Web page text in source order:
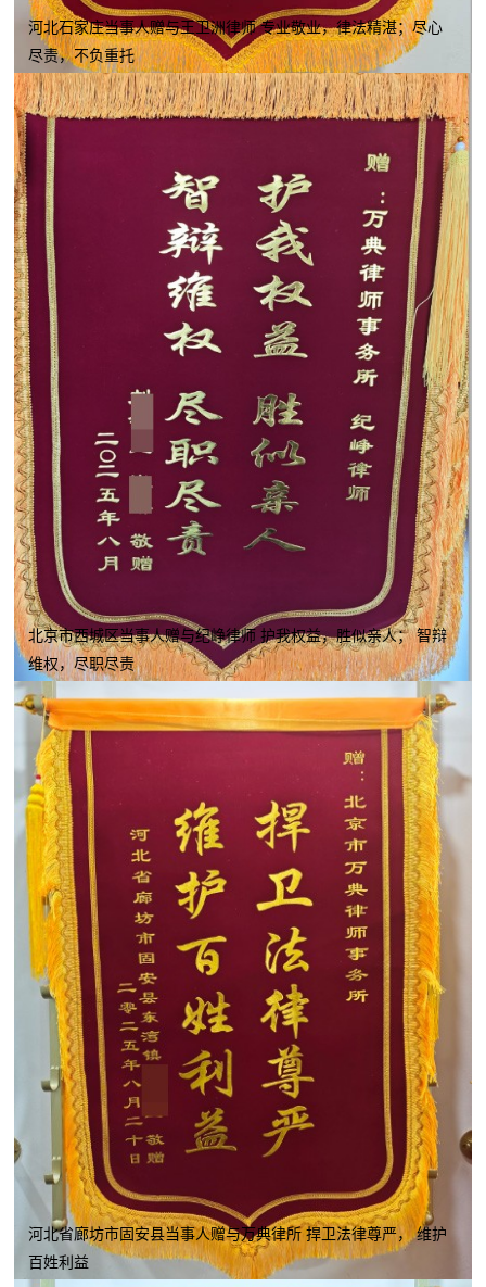
河北石家庄当事人赠与王卫洲律师 专业敬业，律法精湛；尽心
尽责，不负重托
北京市西城区当事人赠与纪峥律师 护我权益，胜似亲人； 智辩
维权，尽职尽责
河北省廊坊市固安县当事人赠与万典律所 捍卫法律尊严， 维护
百姓利益